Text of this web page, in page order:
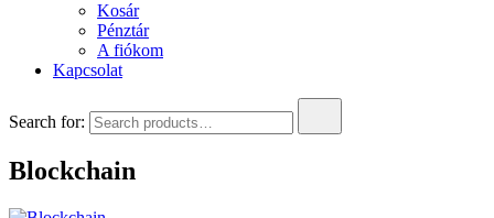
Kosár
Pénztár
A fiókom
Kapcsolat
Search for:
Blockchain